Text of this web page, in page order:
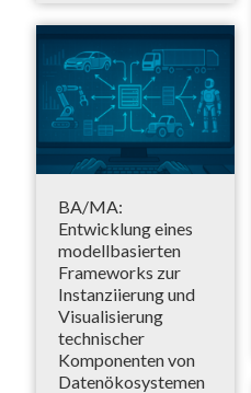
BA/MA:
Entwicklung eines
modellbasierten
Frameworks zur
Instanziierung und
Visualisierung
technischer
Komponenten von
Datenökosystemen